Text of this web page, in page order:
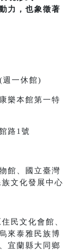
力，也象徵著
週一休館)
樂本館第一特
路1號
館、國立臺灣
文化發展中心
民文化會館、
來泰雅民族博
宜蘭縣大同鄉